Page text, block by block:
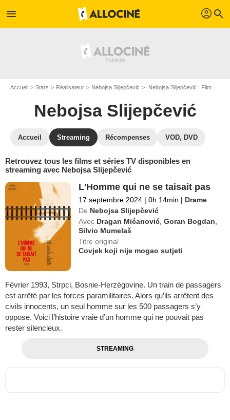
menu profil search
Accueil Stars Réalisateur Nebojsa Slijepčević Nebojsa Slijepčević : Films et séries online
Nebojsa Slijepčević
Accueil Streaming Récompenses VOD, DVD
Retrouvez tous les films et séries TV disponibles en
streaming avec Nebojsa Slijepčević
L'Homme qui ne se taisait pas
17 septembre 2024 | 0h 14min | Drame
De Nebojsa Slijepčević
Avec Dragan Mićanović ,Goran Bogdan
Silvio Mumelaš
Titre original
Covjek koji nije mogao sutjeti
Février 1993, Strpci, Bosnie-Herzégovine. Un train de passagers
est arrêté par les forces paramilitaires. Alors qu’ils arrêtent des
civils innocents, un seul homme sur les 500 passagers s’y
oppose. Voici l’histoire vraie d’un homme qui ne pouvait pas
rester silencieux.
STREAMING